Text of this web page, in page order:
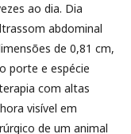
ao dia. Dia
abdominal
de 0,81 cm,
porte e espécie
com altas
visível em
de um animal